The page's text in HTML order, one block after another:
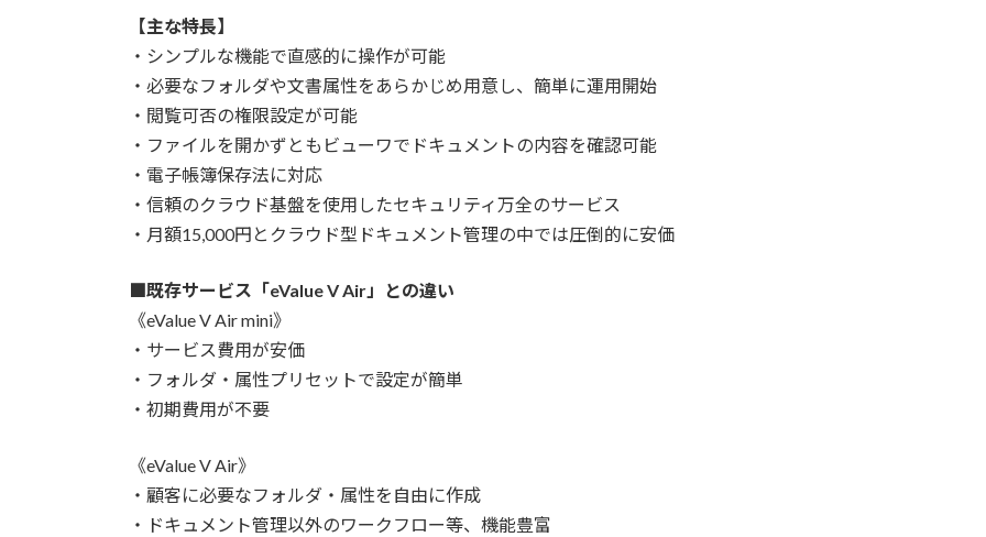
【主な特長】
・シンプルな機能で直感的に操作が可能
・必要なフォルダや文書属性をあらかじめ用意し、簡単に運用開始
・閲覧可否の権限設定が可能
・ファイルを開かずともビューワでドキュメントの内容を確認可能
・電子帳簿保存法に対応
・信頼のクラウド基盤を使用したセキュリティ万全のサービス
・月額15,000円とクラウド型ドキュメント管理の中では圧倒的に安価
■既存サービス「eValue V Air」との違い
《eValue V Air mini》
・サービス費用が安価
・フォルダ・属性プリセットで設定が簡単
・初期費用が不要
《eValue V Air》
・顧客に必要なフォルダ・属性を自由に作成
・ドキュメント管理以外のワークフロー等、機能豊富